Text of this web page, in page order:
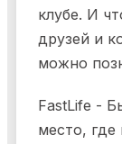
клубе. И
друзей и
можно
FastLife -
место,